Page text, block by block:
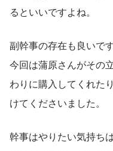
るといいですよね。
副幹事の存在も良いで
今回は蒲原さんがその
わりに購入してくれた
けてくださいました。
幹事はやりたい気持ち